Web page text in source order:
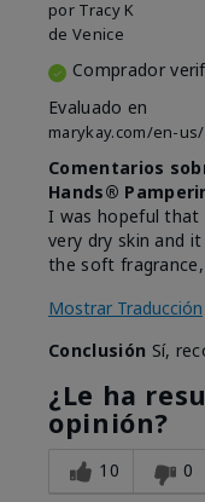
por Tracy K
de Venice
Comprador
Evaluado en
marykay.com/en-us/
Comentarios
Hands®
I was hopeful
very dry skin and
the soft
Mostrar Traducción
Conclusión Sí,
¿Le ha
opinión?
10 0